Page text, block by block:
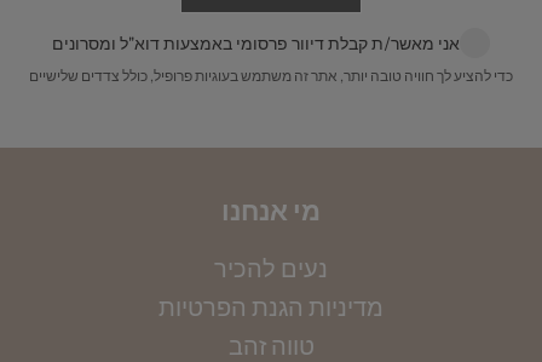
לינק לפירוט מלא:משלוחים
במילימטרים. שימי לב, חשוב למדוד את הקוטר
הפנימי. את הקוטר שמדדת תוכלי להמיר למידה
אני מאשר/ת קבלת דיוור פרסומי באמצעות דוא"ל ומסרונים
כדי להציע לך חוויה טובה יותר, אתר זה משתמש בעוגיות פרופיל, כולל צדדים שלישיים
מי אנחנו
נעים להכיר
מדיניות הגנת הפרטיות
טווה זהב